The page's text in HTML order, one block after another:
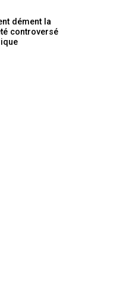
dément la
controversé